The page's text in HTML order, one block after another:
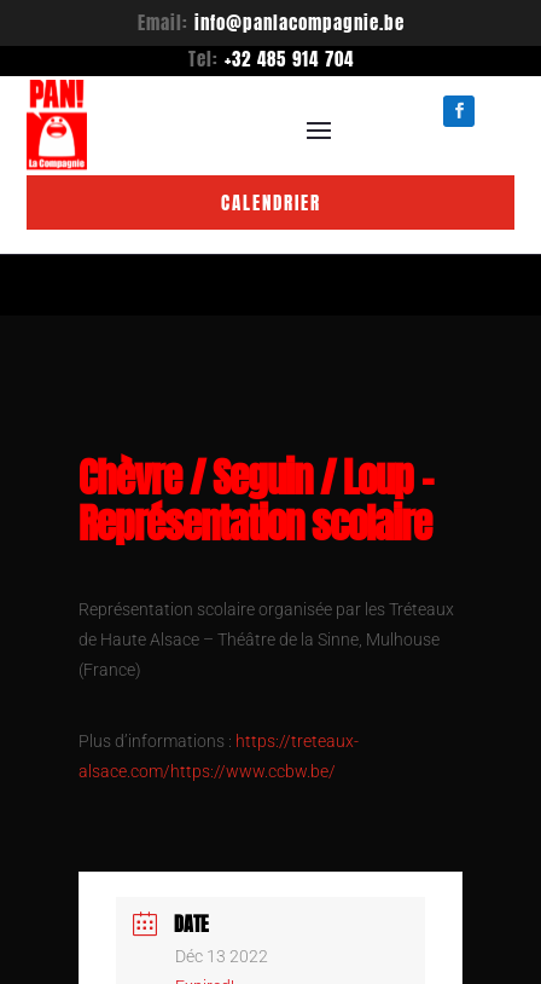
Email: info@panlacompagnie.be
Tel: +32 485 914 704
CALENDRIER
Chèvre / Seguin / Loup –
Représentation scolaire
Représentation scolaire organisée par les Tréteaux
de Haute Alsace – Théâtre de la Sinne, Mulhouse
(France)
Plus d’informations : https://treteaux-
alsace.com/https://www.ccbw.be/
DATE
Déc 13 2022